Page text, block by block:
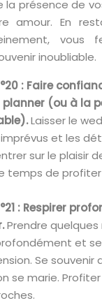
la présence de
amour. En
vous
inoubliable.
: Faire
(ou à la
Laisser le
et les
sur le plaisir
temps de
: Respirer
Prendre
et
Se souvenir
se marie.